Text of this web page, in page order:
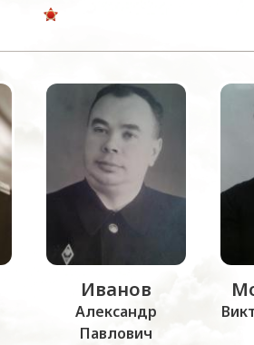
Иванов
Александр
Павлович